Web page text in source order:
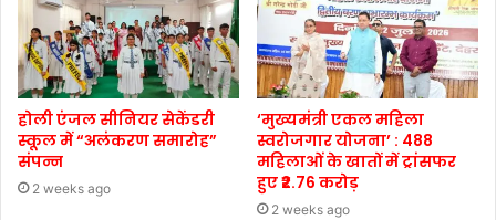
होली एंजल सीनियर सेकेंडरी
स्कूल में “अलंकरण समारोह”
संपन्न
2 weeks ago
‘मुख्यमंत्री एकल महिला
स्वरोजगार योजना’ : 488
महिलाओं के खातों में ट्रांसफर
हुए ₹2.76 करोड़
2 weeks ago